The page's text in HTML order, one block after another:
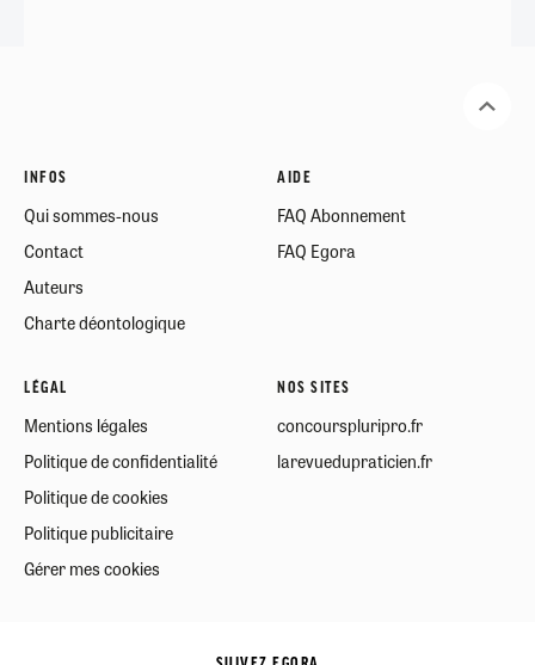
INFOS
Qui sommes-nous
Contact
Auteurs
Charte déontologique
AIDE
FAQ Abonnement
FAQ Egora
LÉGAL
Mentions légales
Politique de confidentialité
Politique de cookies
Politique publicitaire
Gérer mes cookies
NOS SITES
concourspluripro.fr
larevuedupraticien.fr